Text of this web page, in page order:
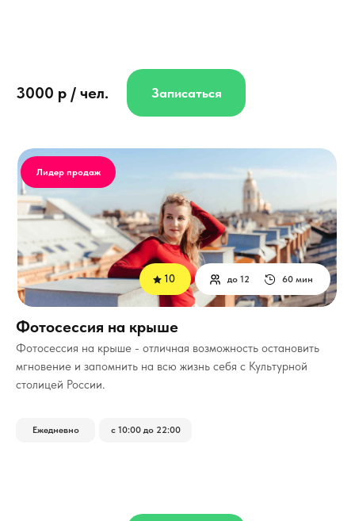
3000 р / чел. Записаться
Фотосессия на крыше - отличная возможность остановить
мгновение и запомнить на всю жизнь себя с Культурной
столицей России.
60 мин
до 12
Ежедневно с 10:00 до 22:00
Лидер продаж
Фотосессия на крыше
10